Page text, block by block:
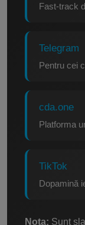
Fast-track
Telegram
Pentru cei
cda.one
Platforma
TikTok
Dopamină
Nota: Sunt